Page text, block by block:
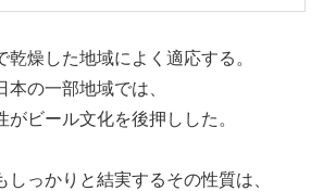
乾燥した地域によく適応する。
の一部地域では、
がビール文化を後押しした。
しっかりと結実するその性質は、